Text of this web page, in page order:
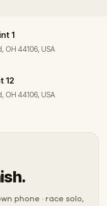
1
OH 44106, USA
12
OH 44106, USA
phone · race solo,